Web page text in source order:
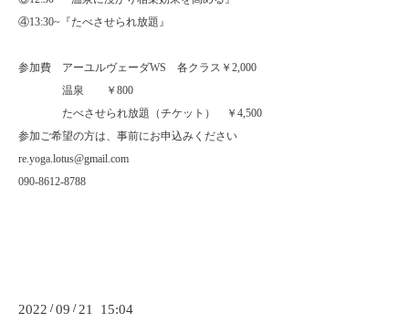
④13:30~『たべさせられ放題』
参加費 アーユルヴェーダWS 各クラス￥2,000
温泉 ￥800
たべさせられ放題（チケット） ￥4,500
参加ご希望の方は、事前にお申込みください
re.yoga.lotus@gmail.com
090-8612-8788
2022 /09 /21 15:04